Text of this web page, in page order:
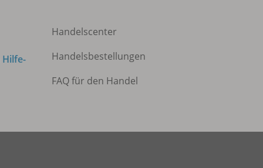
Hilfe-
Handelscenter
Handelsbestellungen
FAQ für den Handel